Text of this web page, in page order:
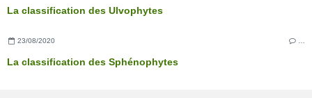
La classification des Ulvophytes
23/08/2020
La classification des Sphénophytes